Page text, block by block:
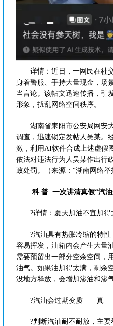
详情：近日，一网民在社交
身着警服、手持大量现金，场
当言论。该帖文迅速传播，引
形象，扰乱网络空间秩序。
湖南省耒阳市公安局网安大
调查，迅速锁定发帖人吴某。
激，利用AI软件合成上述虚假
依法对违法行为人吴某作出行
政处罚。（来源：“湖南网络举
科 普 一次讲清真假“汽
?详情： 夏天加油不宜加
?汽油具有热胀冷缩的特性
容易挥发，油箱内会产生大量
需要预留出一部分空余空间，
油气。如果油加得太满，剩余
没地方释放，会增加渗油和渗
?汽油会过期变质——真
?判断汽油耐不耐放，主要